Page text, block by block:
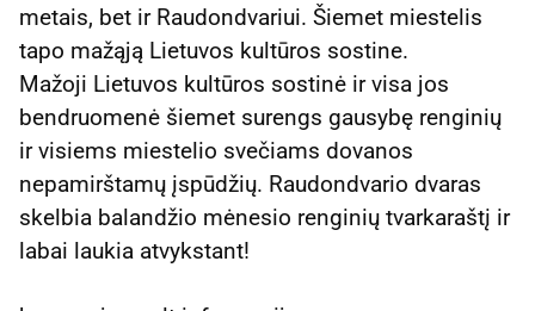
metais, bet ir Raudondvariui. Šiemet miestelis
tapo mažąją Lietuvos kultūros sostine.
Mažoji Lietuvos kultūros sostinė ir visa jos
bendruomenė šiemet surengs gausybę renginių
ir visiems miestelio svečiams dovanos
nepamirštamų įspūdžių. Raudondvario dvaras
skelbia balandžio mėnesio renginių tvarkaraštį ir
labai laukia atvykstant!